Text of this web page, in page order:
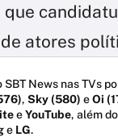
que
atores
SBT News nas TVs
, Sky (580) eOi
eYouTube, além
e LG.